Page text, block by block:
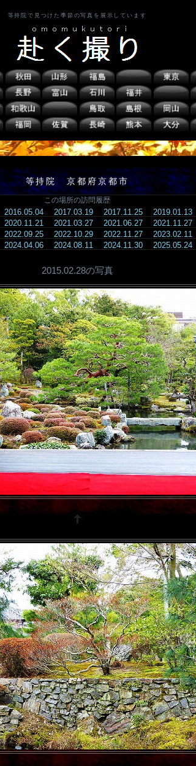
等持院で見つけた季節の写真を展示しています
等持院 京都府京都市
この場所の訪問履歴
2016.05.04 2017.03.19 2017.11.25 2019.01.13
2020.11.21 2021.03.27 2021.06.27 2021.11.27
2022.09.25 2022.10.29 2022.11.27 2023.02.11
2024.04.06 2024.08.11 2024.11.30 2025.05.24
2015.02.28の写真